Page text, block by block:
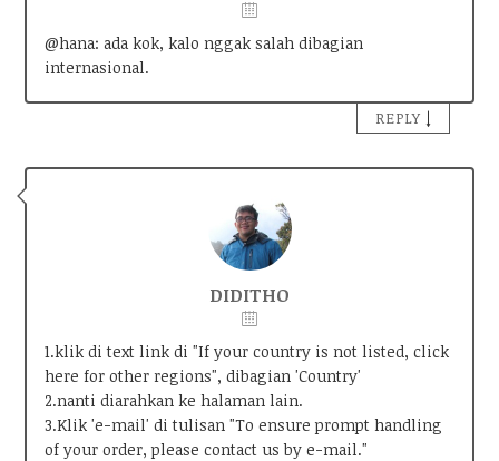
@hana: ada kok, kalo nggak salah dibagian
internasional.
REPLY ↓
DIDITHO
1.klik di text link di "If your country is not listed, click
here for other regions", dibagian 'Country'
2.nanti diarahkan ke halaman lain.
3.Klik 'e-mail' di tulisan "To ensure prompt handling
of your order, please contact us by e-mail."